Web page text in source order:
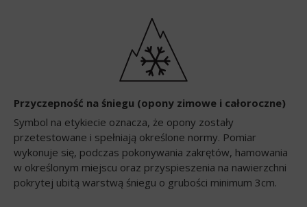
Przyczepność na śniegu (opony zimowe i całoroczne)
Symbol na etykiecie oznacza, że opony zostały
przetestowane i spełniają określone normy. Pomiar
wykonuje się, podczas pokonywania zakrętów, hamowania
w określonym miejscu oraz przyspieszenia na nawierzchni
pokrytej ubitą warstwą śniegu o grubości minimum 3cm.